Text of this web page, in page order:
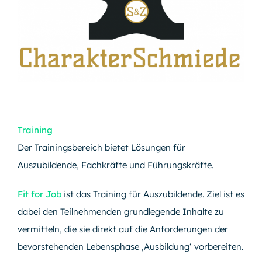
Training
Der Trainingsbereich bietet Lösungen für
Auszubildende, Fachkräfte und Führungskräfte.
Fit for Job ist das Training für Auszubildende. Ziel ist es
dabei den Teilnehmenden grundlegende Inhalte zu
vermitteln, die sie direkt auf die Anforderungen der
bevorstehenden Lebensphase ‚Ausbildung‘ vorbereiten.